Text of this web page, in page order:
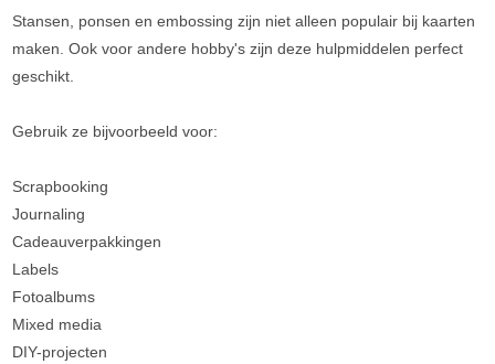
Stansen, ponsen en embossing zijn niet alleen populair bij kaarten
maken. Ook voor andere hobby's zijn deze hulpmiddelen perfect
geschikt.
Gebruik ze bijvoorbeeld voor:
Scrapbooking
Journaling
Cadeauverpakkingen
Labels
Fotoalbums
Mixed media
DIY-projecten